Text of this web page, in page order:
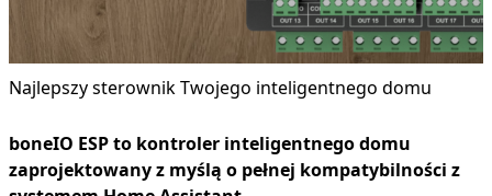
Najlepszy sterownik Twojego inteligentnego domu
boneIO ESP to kontroler inteligentnego domu
zaprojektowany z myślą o pełnej kompatybilności z